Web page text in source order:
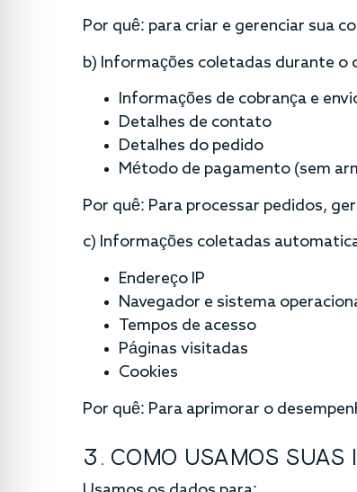
Por quê: para criar e gerenciar sua
b) Informações coletadas durante o
Informações de cobrança e
Detalhes de contato
Detalhes do pedido
Método de pagamento (sem
Por quê: Para processar pedidos,
c) Informações coletadas
Endereço IP
Navegador e sistema
Tempos de acesso
Páginas visitadas
Cookies
Por quê: Para aprimorar o
3. COMO USAMOS SUAS